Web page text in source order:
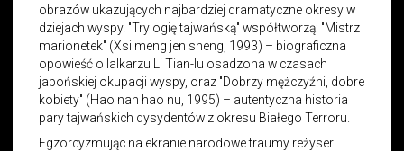
obrazów ukazujących najbardziej dramatyczne okresy w
dziejach wyspy. "Trylogię tajwańską" współtworzą: "Mistrz
marionetek" (Xsi meng jen sheng, 1993) – biograficzna
opowieść o lalkarzu Li Tian-lu osadzona w czasach
japońskiej okupacji wyspy, oraz "Dobrzy mężczyźni, dobre
kobiety" (Hao nan hao nu, 1995) – autentyczna historia
pary tajwańskich dysydentów z okresu Białego Terroru.
Egzorcyzmując na ekranie narodowe traumy reżyser